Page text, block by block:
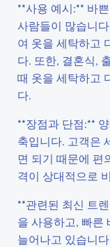
**사용 예시:** 바
사람들이 많습니
여 옷을 세탁하고
다. 또한, 결혼식,
때 옷을 세탁하고
다.
**장점과 단점:**
축입니다. 고객은
면 되기 때문에 편
격이 상대적으로
**관련된 최신 트
을 사용하고, 빠른
늘어나고 있습니